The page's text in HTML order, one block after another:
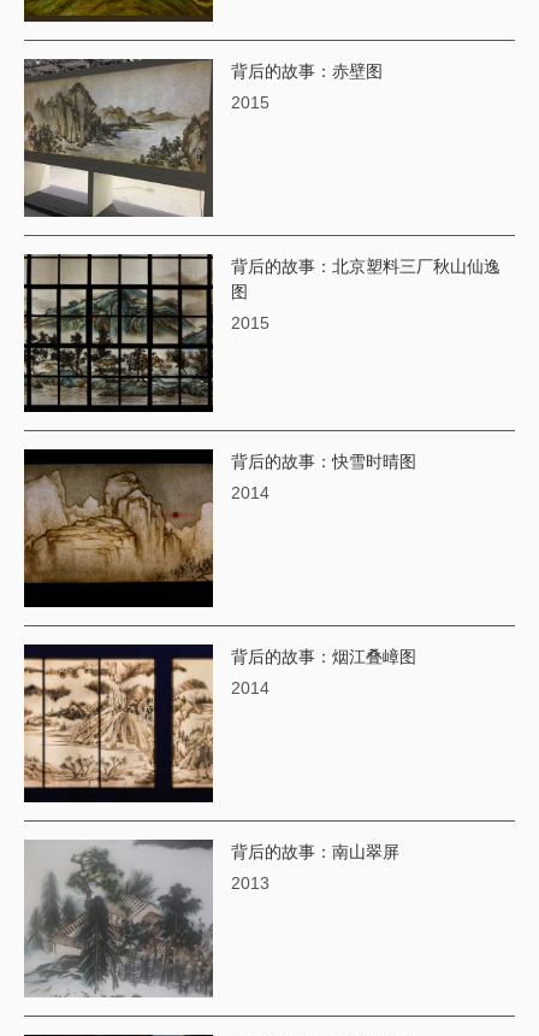
背后的故事：赤壁图
2015
背后的故事：北京塑料三厂秋山仙逸
图
2015
背后的故事：快雪时晴图
2014
背后的故事：烟江叠嶂图
2014
背后的故事：南山翠屏
2013